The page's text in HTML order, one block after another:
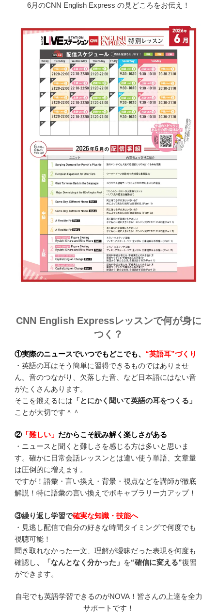
6月のCNN English Express の見どころをお伝え！
CNN English Expressレッスンで何が身に
つく？
①実際のニュースでいつでもどこでも、 “英語耳”づくり
・英語の耳はそう簡単に習得できるものではありませ
ん。音のつながり、欠落した音、など日本語にはない音
がたくさんあります。
そこを鍛えるには 「とにかく聞いて英語の耳をつくる」
ことが大切です＾＾
②「難しい」 だからこそ読み解く楽しさがある
・ニュースと聞くと難しさを感じる方は多いと思いま
す。確かに日常会話レッスンとは違い使う単語、文章量
は圧倒的に増えます。
ですが！語彙・言い換え・背景・視点などを講師が徹底
解説！特に語彙の言い換えでボキャブラリー力アップ！
③繰り返し学習で確実な知識・技能へ
・見逃し配信で自分の好きな時間タイミングで何度でも
視聴可能！
聞き取れなかった一文、理解が曖昧だった表現を何度も
確認し、「なんとなく分かった」 を“確信に変える”復習
ができます。
自宅でも英語学習できるのがNOVA！皆さんの上達を全力
サポートです！